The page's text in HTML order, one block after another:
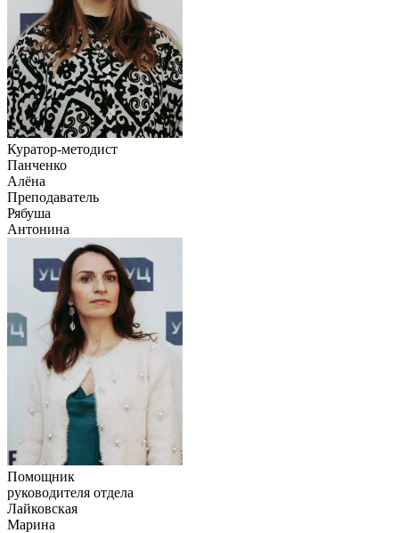
Куратор-методист
Панченко
Алёна
Преподаватель
Рябуша
Антонина
Помощник
руководителя отдела
Лайковская
Марина